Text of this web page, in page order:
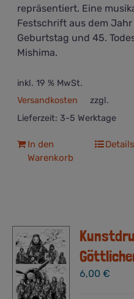
repräsentiert. Eine
Festschrift aus dem Jahr
Geburtstag und 45.
Mishima.
inkl. 19 % MwSt.
zzgl.
Versandkosten
Lieferzeit: 3-5 Werktage
In den
Warenkorb
Details
6,00€